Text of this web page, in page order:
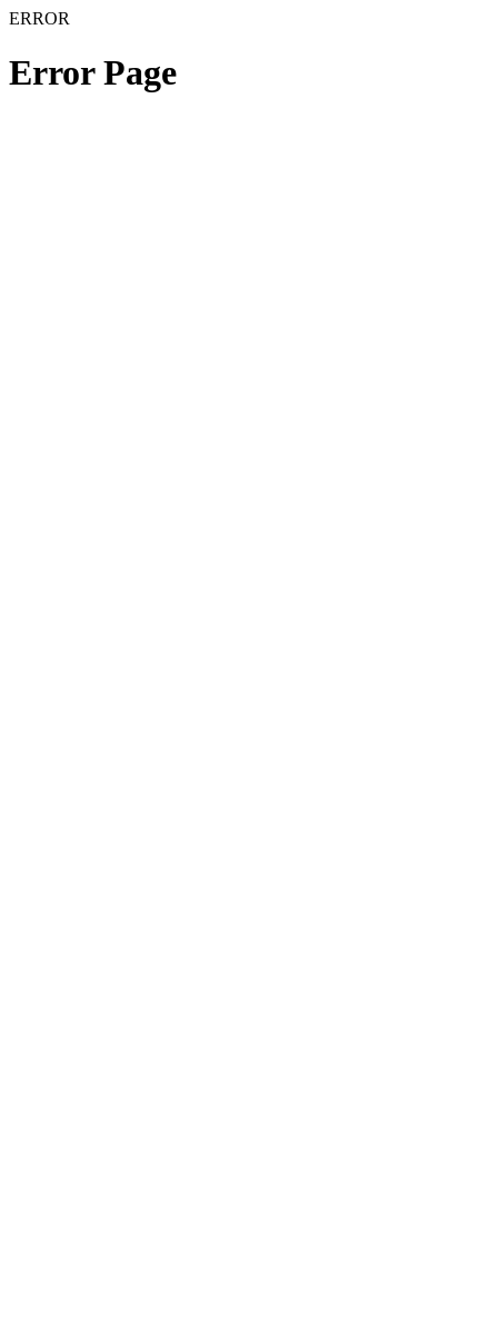
ERROR
Error Page